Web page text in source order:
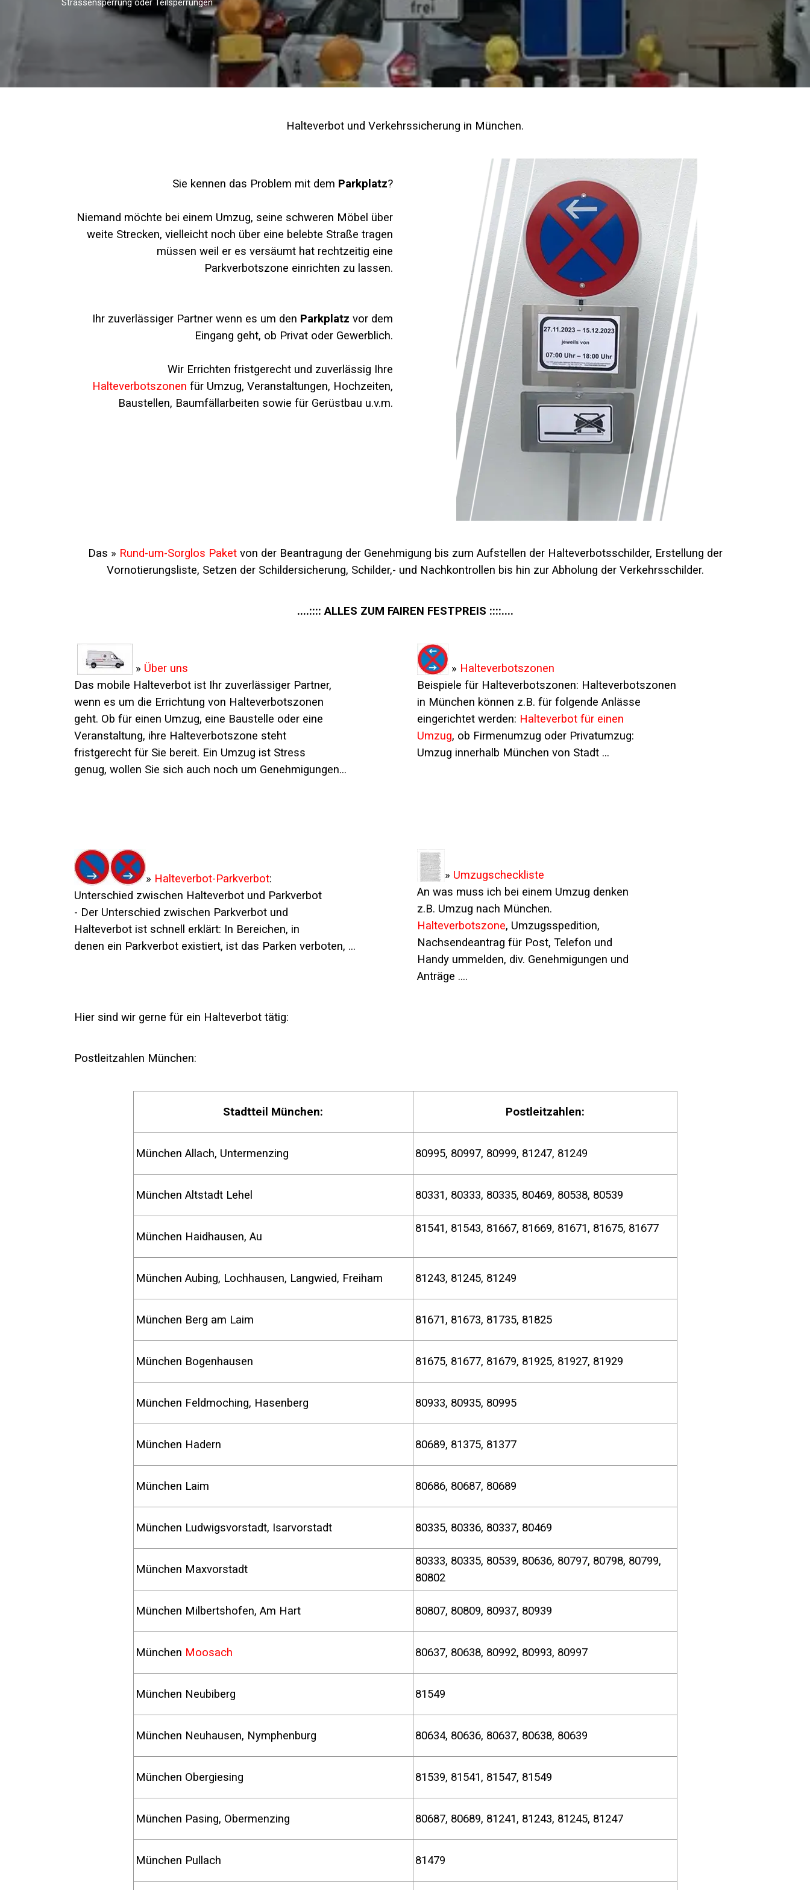
Halteverbot und Verkehrssicherung in München.
Sie kennen das Problem mit dem Parkplatz?
Niemand möchte bei einem Umzug, seine schweren Möbel über
weite Strecken, vielleicht noch über eine belebte Straße tragen
müssen weil er es versäumt hat rechtzeitig eine
Parkverbotszone einrichten zu lassen.
Ihr zuverlässiger Partner wenn es um den Parkplatz vor dem
Eingang geht, ob Privat oder Gewerblich.
Wir Errichten fristgerecht und zuverlässig Ihre
Halteverbotszonen für Umzug, Veranstaltungen, Hochzeiten,
Baustellen, Baumfällarbeiten sowie für Gerüstbau u.v.m.
Das » Rund-um-Sorglos Paketvon der Beantragung der Genehmigung bis zum Aufstellen der Halteverbotsschilder, Erstellung der
Vornotierungsliste, Setzen der Schildersicherung, Schilder,- und Nachkontrollen bis hin zur Abholung der Verkehrsschilder.
....:::: ALLES ZUM FAIREN FESTPREIS ::::....
» Über uns
Das mobile Halteverbot ist Ihr zuverlässiger Partner,
wenn es um die Errichtung von Halteverbotszonen
geht. Ob für einen Umzug, eine Baustelle oder eine
Veranstaltung, ihre Halteverbotszone steht
fristgerecht für Sie bereit. Ein Umzug ist Stress
genug, wollen Sie sich auch noch um Genehmigungen...
» Halteverbotszonen
Beispiele für Halteverbotszonen: Halteverbotszonen
in München können z.B. für folgende Anlässe
eingerichtet werden: Halteverbot für einen
Umzug, ob Firmenumzug oder Privatumzug:
Umzug innerhalb München von Stadt ...
» Halteverbot-Parkverbot:
Unterschied zwischen Halteverbot und Parkverbot
- Der Unterschied zwischen Parkverbot und
Halteverbot ist schnell erklärt: In Bereichen, in
denen ein Parkverbot existiert, ist das Parken verboten, ...
» Umzugscheckliste
An was muss ich bei einem Umzug denken
z.B. Umzug nach München.
Halteverbotszone, Umzugsspedition,
Nachsendeantrag für Post, Telefon und
Handy ummelden, div. Genehmigungen und
Anträge ....
Hier sind wir gerne für ein Halteverbot tätig:
Postleitzahlen München:
Stadtteil München: Postleitzahlen:
München Allach, Untermenzing 80995, 80997, 80999, 81247, 81249
München Altstadt Lehel 80331, 80333, 80335, 80469, 80538, 80539
München Haidhausen, Au
81541, 81543, 81667, 81669, 81671, 81675, 81677
München Aubing, Lochhausen, Langwied, Freiham 81243, 81245, 81249
München Berg am Laim 81671, 81673, 81735, 81825
München Bogenhausen 81675, 81677, 81679, 81925, 81927, 81929
München Feldmoching, Hasenberg 80933, 80935, 80995
München Hadern 80689, 81375, 81377
München Laim 80686, 80687, 80689
München Ludwigsvorstadt, Isarvorstadt 80335, 80336, 80337, 80469
München Maxvorstadt
80333, 80335, 80539, 80636, 80797, 80798, 80799,
80802
München Milbertshofen, Am Hart 80807, 80809, 80937, 80939
München Moosach 80637, 80638, 80992, 80993, 80997
München Neubiberg 81549
München Neuhausen, Nymphenburg 80634, 80636, 80637, 80638, 80639
München Obergiesing 81539, 81541, 81547, 81549
München Pasing, Obermenzing 80687, 80689, 81241, 81243, 81245, 81247
München Pullach 81479